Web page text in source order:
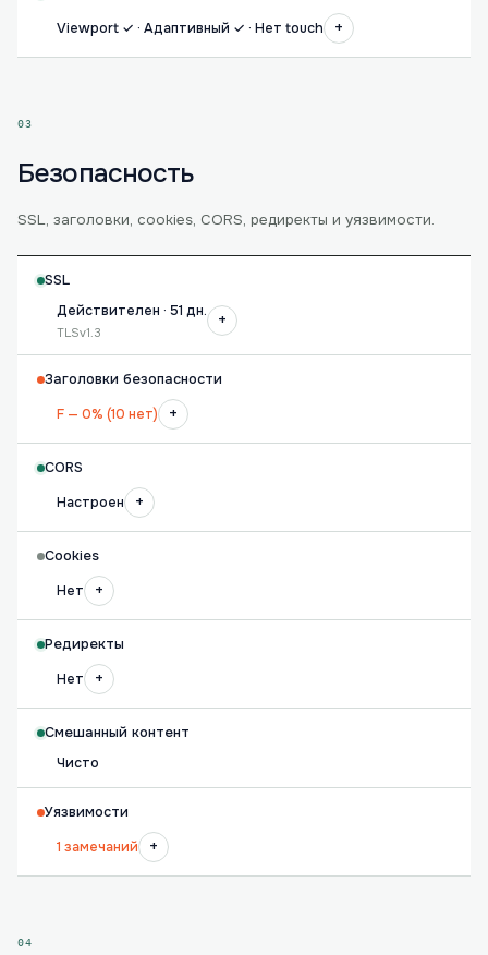
Viewport ✓ · Адаптивный ✓ · Нет touch
+
03
Безопасность
SSL, заголовки, cookies, CORS, редиректы и уязвимости.
SSL
Действителен · 51 дн.
TLSv1.3
+
Заголовки безопасности
F — 0% (10 нет)
+
CORS
Настроен
+
Cookies
Нет
+
Редиректы
Нет
+
Смешанный контент
Чисто
Уязвимости
1 замечаний
+
04